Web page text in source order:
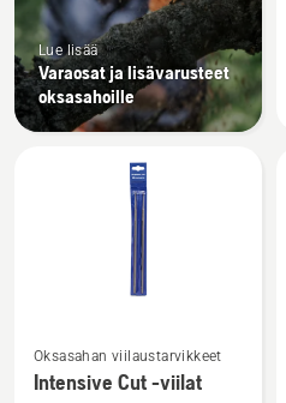
Lue lisää
Varaosat ja lisävarusteet
oksasahoille
Katso
lisätietoja
Oksasahan viilaustarvikkeet
Intensive Cut -viilat